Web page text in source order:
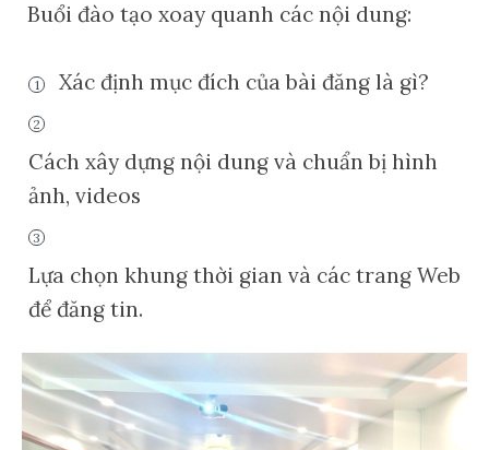
Buổi đào tạo xoay quanh các nội dung:
Xác định mục đích của bài đăng là gì?
Cách xây dựng nội dung và chuẩn bị hình
ảnh, videos
Lựa chọn khung thời gian và các trang Web
để đăng tin.